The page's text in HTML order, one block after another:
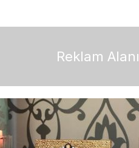
Reklam Alanı